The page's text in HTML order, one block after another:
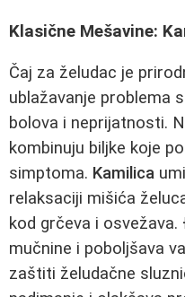
Klasične Mešavine:
Čaj za želudac je
ublažavanje problema
bolova i neprijatnosti.
kombinuju biljke koje
simptoma. Kamilica
relaksaciji mišića
kod grčeva i osvežava.
mučnine i poboljšava
zaštiti želudačne